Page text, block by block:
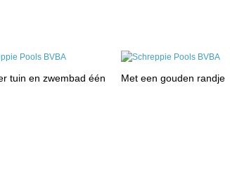
tuin en zwembad één
Met een gouden randje